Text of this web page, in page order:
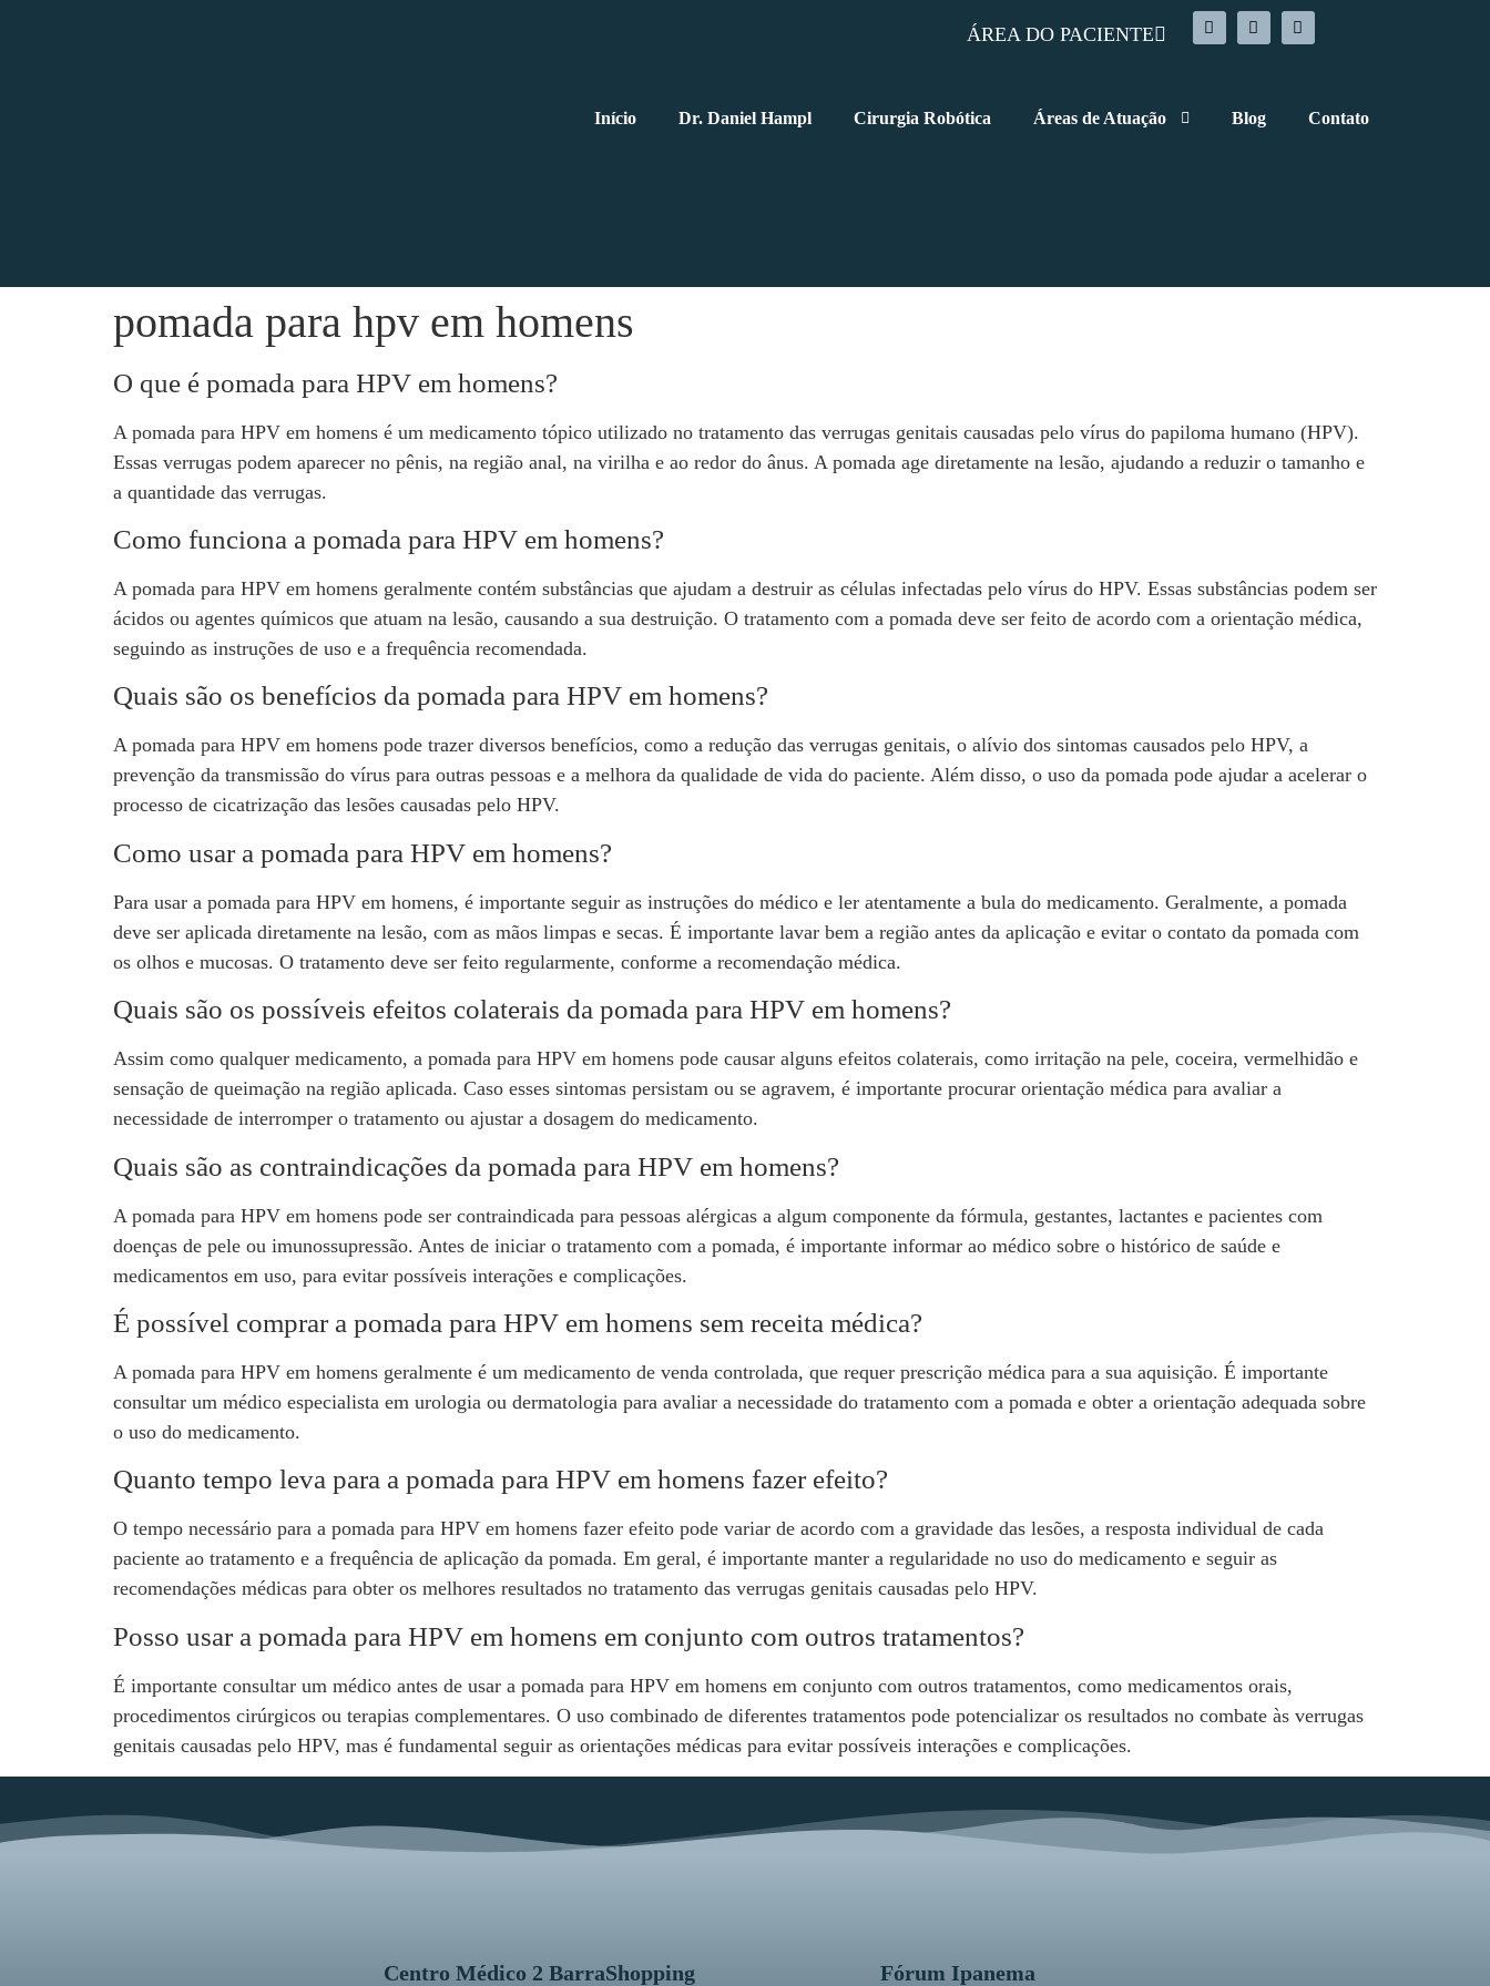
ÁREA DO PACIENTE
Início Dr. Daniel Hampl Cirurgia Robótica Áreas de Atuação Blog Contato
pomada para hpv em homens
O que é pomada para HPV em homens?
A pomada para HPV em homens é um medicamento tópico utilizado no tratamento das verrugas genitais causadas pelo vírus do papiloma humano (HPV).
Essas verrugas podem aparecer no pênis, na região anal, na virilha e ao redor do ânus. A pomada age diretamente na lesão, ajudando a reduzir o tamanho e
a quantidade das verrugas.
Como funciona a pomada para HPV em homens?
A pomada para HPV em homens geralmente contém substâncias que ajudam a destruir as células infectadas pelo vírus do HPV. Essas substâncias podem ser
ácidos ou agentes químicos que atuam na lesão, causando a sua destruição. O tratamento com a pomada deve ser feito de acordo com a orientação médica,
seguindo as instruções de uso e a frequência recomendada.
Quais são os benefícios da pomada para HPV em homens?
A pomada para HPV em homens pode trazer diversos benefícios, como a redução das verrugas genitais, o alívio dos sintomas causados pelo HPV, a
prevenção da transmissão do vírus para outras pessoas e a melhora da qualidade de vida do paciente. Além disso, o uso da pomada pode ajudar a acelerar o
processo de cicatrização das lesões causadas pelo HPV.
Como usar a pomada para HPV em homens?
Para usar a pomada para HPV em homens, é importante seguir as instruções do médico e ler atentamente a bula do medicamento. Geralmente, a pomada
deve ser aplicada diretamente na lesão, com as mãos limpas e secas. É importante lavar bem a região antes da aplicação e evitar o contato da pomada com
os olhos e mucosas. O tratamento deve ser feito regularmente, conforme a recomendação médica.
Quais são os possíveis efeitos colaterais da pomada para HPV em homens?
Assim como qualquer medicamento, a pomada para HPV em homens pode causar alguns efeitos colaterais, como irritação na pele, coceira, vermelhidão e
sensação de queimação na região aplicada. Caso esses sintomas persistam ou se agravem, é importante procurar orientação médica para avaliar a
necessidade de interromper o tratamento ou ajustar a dosagem do medicamento.
Quais são as contraindicações da pomada para HPV em homens?
A pomada para HPV em homens pode ser contraindicada para pessoas alérgicas a algum componente da fórmula, gestantes, lactantes e pacientes com
doenças de pele ou imunossupressão. Antes de iniciar o tratamento com a pomada, é importante informar ao médico sobre o histórico de saúde e
medicamentos em uso, para evitar possíveis interações e complicações.
É possível comprar a pomada para HPV em homens sem receita médica?
A pomada para HPV em homens geralmente é um medicamento de venda controlada, que requer prescrição médica para a sua aquisição. É importante
consultar um médico especialista em urologia ou dermatologia para avaliar a necessidade do tratamento com a pomada e obter a orientação adequada sobre
o uso do medicamento.
Quanto tempo leva para a pomada para HPV em homens fazer efeito?
O tempo necessário para a pomada para HPV em homens fazer efeito pode variar de acordo com a gravidade das lesões, a resposta individual de cada
paciente ao tratamento e a frequência de aplicação da pomada. Em geral, é importante manter a regularidade no uso do medicamento e seguir as
recomendações médicas para obter os melhores resultados no tratamento das verrugas genitais causadas pelo HPV.
Posso usar a pomada para HPV em homens em conjunto com outros tratamentos?
É importante consultar um médico antes de usar a pomada para HPV em homens em conjunto com outros tratamentos, como medicamentos orais,
procedimentos cirúrgicos ou terapias complementares. O uso combinado de diferentes tratamentos pode potencializar os resultados no combate às verrugas
genitais causadas pelo HPV, mas é fundamental seguir as orientações médicas para evitar possíveis interações e complicações.
Centro Médico 2 BarraShopping Fórum Ipanema